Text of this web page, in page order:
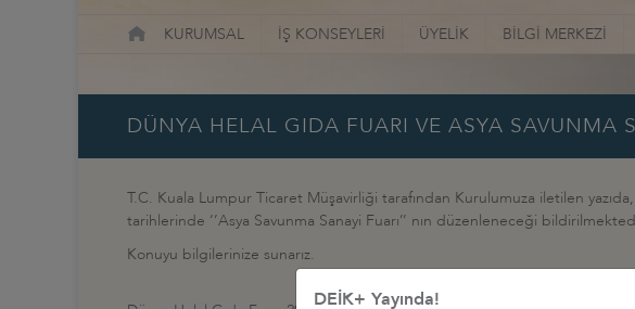
KURUMSAL İŞ KONSEYLERİ ÜYELİK BİLGİ MERKEZİ
DÜNYA HELAL GIDA FUARI VE ASYA SAVUNMA
T.C. Kuala Lumpur Ticaret Müşavirliği tarafından Kurulumuza iletilen
tarihlerinde ‘’Asya Savunma Sanayi Fuarı’’ nın düzenleneceği
Konuyu bilgilerinize sunarız.
DEİK+ Yayında!